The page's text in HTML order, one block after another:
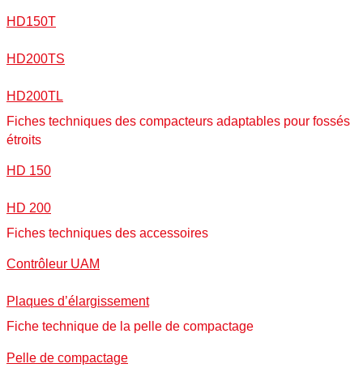
HD150T
HD200TS
HD200TL
Fiches techniques des compacteurs adaptables pour fossés
étroits
HD 150
HD 200
Fiches techniques des accessoires
Contrôleur UAM
Plaques d’élargissement
Fiche technique de la pelle de compactage
Pelle de compactage